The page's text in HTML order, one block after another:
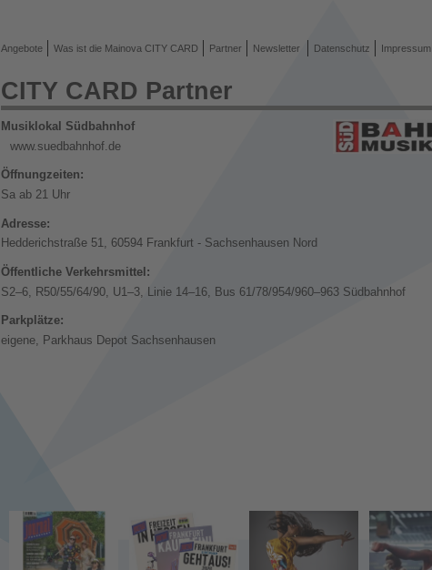
Angebote Was ist die Mainova CITY CARD Partner Newsletter Datenschutz Impressum
CITY CARD Partner
Musiklokal Südbahnhof
www.suedbahnhof.de
Öffnungzeiten:
Sa ab 21 Uhr
Adresse:
Hedderichstraße 51, 60594 Frankfurt - Sachsenhausen Nord
Öffentliche Verkehrsmittel:
S2–6, R50/55/64/90, U1–3, Linie 14–16, Bus 61/78/954/960–963 Südbahnhof
Parkplätze:
eigene, Parkhaus Depot Sachsenhausen